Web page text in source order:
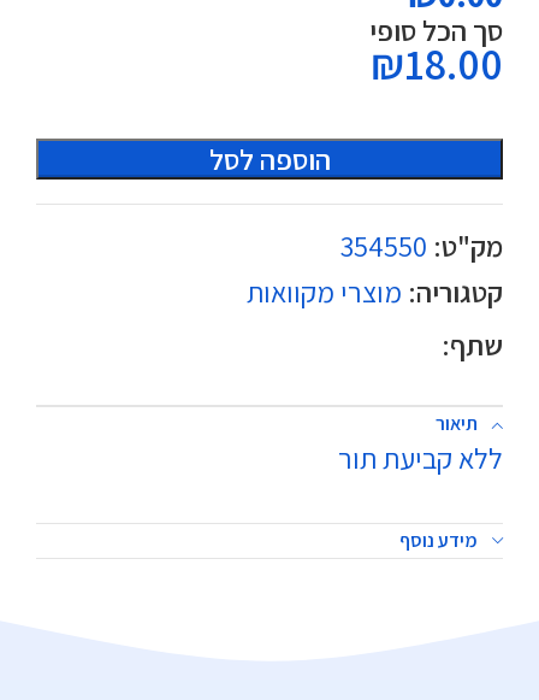
סך הכל סופי
₪18.00
הוספה לסל
מק"ט: 354550
קטגוריה: מוצרי מקוואות
שתף:
תיאור
ללא קביעת תור
מידע נוסף